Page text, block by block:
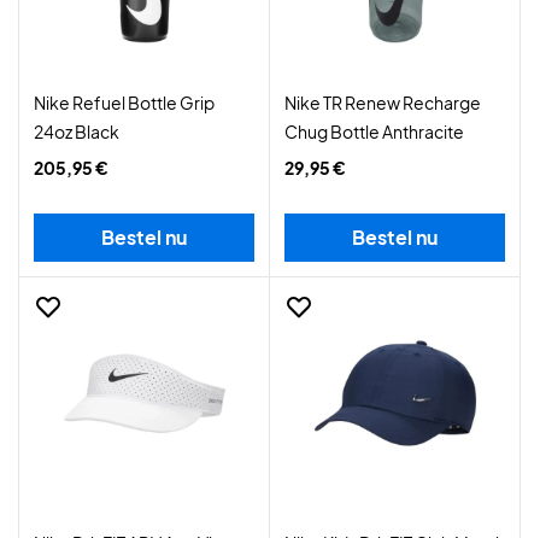
Nike Refuel Bottle Grip
24oz Black
205,95 €
Bestel nu
Nike TR Renew Recharge
Chug Bottle Anthracite
29,95 €
Bestel nu